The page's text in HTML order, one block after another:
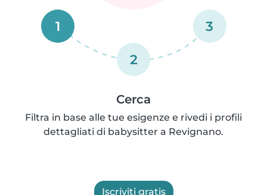
1
2
3
Cerca
Filtra in base alle tue esigenze e rivedi i profili
dettagliati di babysitter a Revignano.
Iscriviti gratis